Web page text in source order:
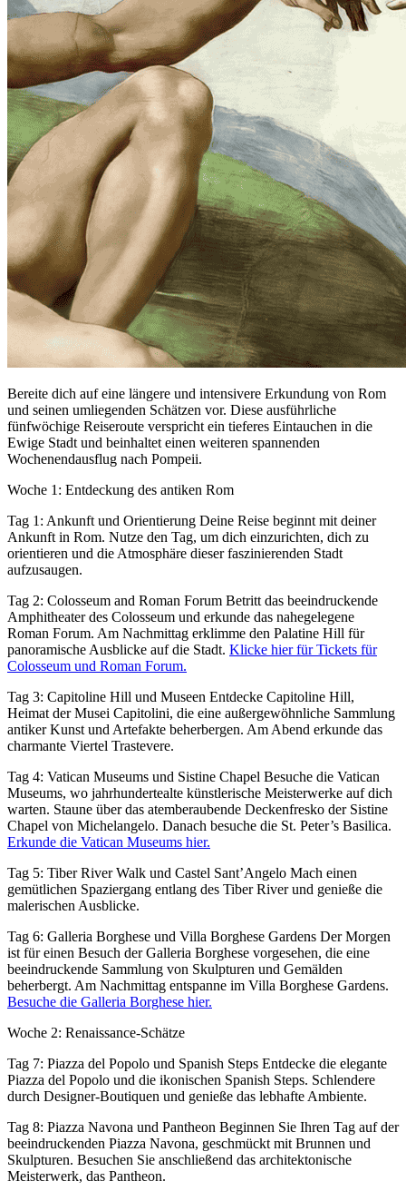
Bereite dich auf eine längere und intensivere Erkundung von Rom
und seinen umliegenden Schätzen vor. Diese ausführliche
fünfwöchige Reiseroute verspricht ein tieferes Eintauchen in die
Ewige Stadt und beinhaltet einen weiteren spannenden
Wochenendausflug nach Pompeii.
Woche 1: Entdeckung des antiken Rom
Tag 1: Ankunft und Orientierung Deine Reise beginnt mit deiner
Ankunft in Rom. Nutze den Tag, um dich einzurichten, dich zu
orientieren und die Atmosphäre dieser faszinierenden Stadt
aufzusaugen.
Tag 2: Colosseum and Roman Forum Betritt das beeindruckende
Amphitheater des Colosseum und erkunde das nahegelegene
Roman Forum. Am Nachmittag erklimme den Palatine Hill für
panoramische Ausblicke auf die Stadt. Klicke hier für Tickets für
Colosseum und Roman Forum.
Tag 3: Capitoline Hill und Museen Entdecke Capitoline Hill,
Heimat der Musei Capitolini, die eine außergewöhnliche Sammlung
antiker Kunst und Artefakte beherbergen. Am Abend erkunde das
charmante Viertel Trastevere.
Tag 4: Vatican Museums und Sistine Chapel Besuche die Vatican
Museums, wo jahrhundertealte künstlerische Meisterwerke auf dich
warten. Staune über das atemberaubende Deckenfresko der Sistine
Chapel von Michelangelo. Danach besuche die St. Peter’s Basilica.
Erkunde die Vatican Museums hier.
Tag 5: Tiber River Walk und Castel Sant’Angelo Mach einen
gemütlichen Spaziergang entlang des Tiber River und genieße die
malerischen Ausblicke.
Tag 6: Galleria Borghese und Villa Borghese Gardens Der Morgen
ist für einen Besuch der Galleria Borghese vorgesehen, die eine
beeindruckende Sammlung von Skulpturen und Gemälden
beherbergt. Am Nachmittag entspanne im Villa Borghese Gardens.
Besuche die Galleria Borghese hier.
Woche 2: Renaissance-Schätze
Tag 7: Piazza del Popolo und Spanish Steps Entdecke die elegante
Piazza del Popolo und die ikonischen Spanish Steps. Schlendere
durch Designer-Boutiquen und genieße das lebhafte Ambiente.
Tag 8: Piazza Navona und Pantheon Beginnen Sie Ihren Tag auf der
beeindruckenden Piazza Navona, geschmückt mit Brunnen und
Skulpturen. Besuchen Sie anschließend das architektonische
Meisterwerk, das Pantheon.